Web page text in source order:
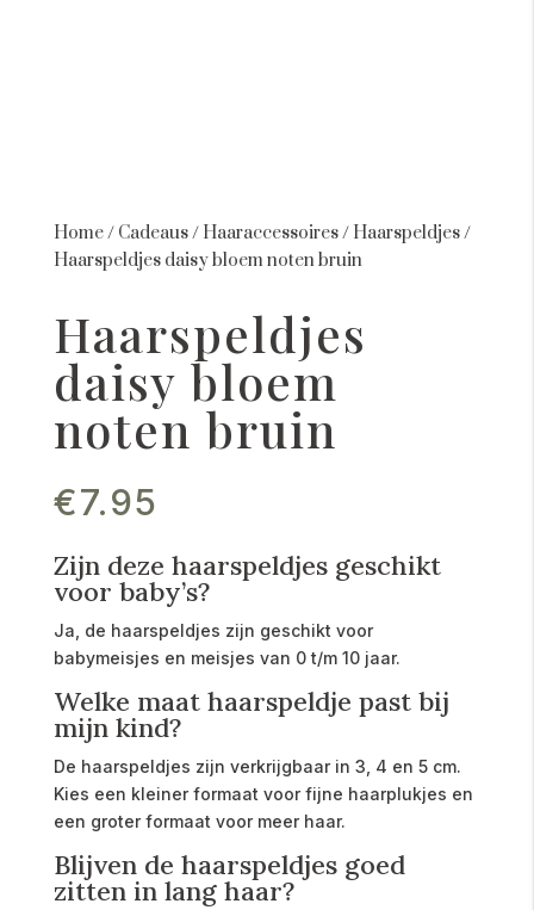
Home/ Cadeaus/ Haaraccessoires/ Haarspeldjes/
Haarspeldjes daisy bloem noten bruin
Haarspeldjes
daisy bloem
noten bruin
€7.95
Zijn deze haarspeldjes geschikt
voor baby’s?
Ja, de haarspeldjes zijn geschikt voor
babymeisjes en meisjes van 0 t/m 10 jaar.
Welke maat haarspeldje past bij
mijn kind?
De haarspeldjes zijn verkrijgbaar in 3, 4 en 5 cm.
Kies een kleiner formaat voor fijne haarplukjes en
een groter formaat voor meer haar.
Blijven de haarspeldjes goed
zitten in lang haar?